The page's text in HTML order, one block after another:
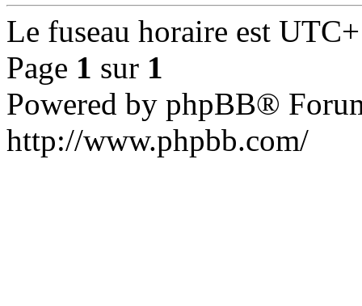
Le fuseau horaire est
Page 1 sur 1
Powered by phpBB®
http://www.phpbb.com/